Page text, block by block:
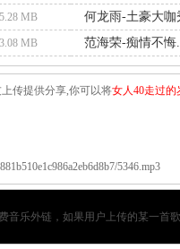
5.28 MB
何龙雨-土豪大咖
3.08 MB 范海荣-痴情不悔
传提供分享,你可以将女人40走过的
5346.mp3
音乐外链，如果用户上传的某一首